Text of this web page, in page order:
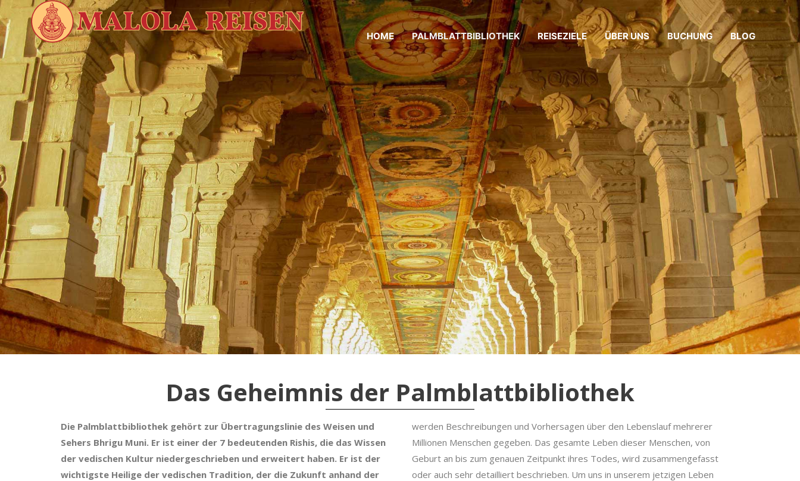
HOME PALMBLATTBIBLIOTHEK REISEZIELE ÜBER UNS BUCHUNG BLOG
Das Geheimnis der Palmblattbibliothek
Die Palmblattbibliothek gehört zur Übertragungslinie des Weisen und
Sehers Bhrigu Muni. Er ist einer der 7 bedeutenden Rishis, die das Wissen
der vedischen Kultur niedergeschrieben und erweitert haben. Er ist der
wichtigste Heilige der vedischen Tradition, der die Zukunft anhand der
werden Beschreibungen und Vorhersagen über den Lebenslauf mehrerer
Millionen Menschen gegeben. Das gesamte Leben dieser Menschen, von
Geburt an bis zum genauen Zeitpunkt ihres Todes, wird zusammengefasst
oder auch sehr detailliert beschrieben. Um uns in unserem jetzigen Leben